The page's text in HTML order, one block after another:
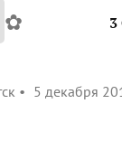
✿ 3
5 декабря